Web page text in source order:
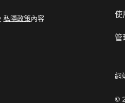
私隱政策內容
使
管
網
©